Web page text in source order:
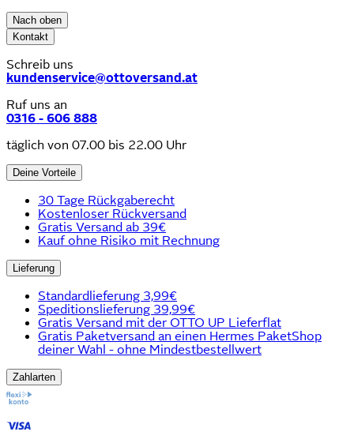
Nach oben
Kontakt
Schreib uns
kundenservice@ottoversand.at
Ruf uns an
0316 - 606 888
täglich von 07.00 bis 22.00 Uhr
Deine Vorteile
30 Tage Rückgaberecht
Kostenloser Rückversand
Gratis Versand ab 39€
Kauf ohne Risiko mit Rechnung
Lieferung
Standardlieferung 3,99€
Speditionslieferung 39,99€
Gratis Versand mit der OTTO UP Lieferflat
Gratis Paketversand an einen Hermes PaketShop
deiner Wahl - ohne Mindestbestellwert
Zahlarten